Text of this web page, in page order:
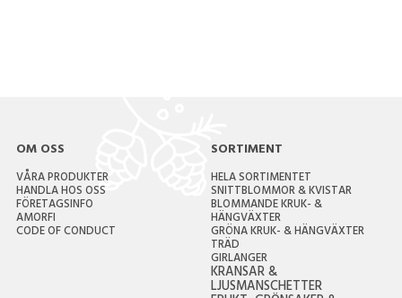
OM OSS
VÅRA PRODUKTER
HANDLA HOS OSS
FÖRETAGSINFO
AMORFI
CODE OF CONDUCT
SORTIMENT
HELA SORTIMENTET
SNITTBLOMMOR & KVISTAR
BLOMMANDE KRUK- &
HÄNGVÄXTER
GRÖNA KRUK- & HÄNGVÄXTER
TRÄD
GIRLANGER
KRANSAR &
LJUSMANSCHETTER